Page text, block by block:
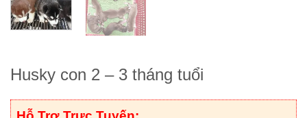
Husky con 2 – 3 tháng tuổi